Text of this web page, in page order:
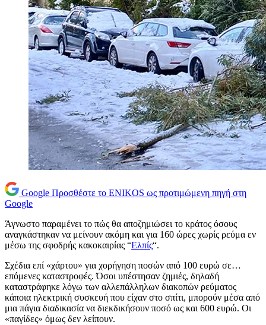
Google Προσθέστε το ENIKOS ως προτιμώμενη πηγή στη
Google
Άγνωστο παραμένει το πώς θα αποζημιώσει το κράτος όσους
αναγκάστηκαν να μείνουν ακόμη και για 160 ώρες χωρίς ρεύμα εν
μέσω της σφοδρής κακοκαιρίας “Ελπίς“.
Σχέδια επί «χάρτου» για χορήγηση ποσών από 100 ευρώ σε…
επόμενες καταστροφές. Όσοι υπέστησαν ζημιές, δηλαδή
καταστράφηκε λόγω των αλλεπάλληλων διακοπών ρεύματος
κάποια ηλεκτρική συσκευή που είχαν στο σπίτι, μπορούν μέσα από
μια πάγια διαδικασία να διεκδικήσουν ποσό ως και 600 ευρώ. Οι
«παγίδες» όμως δεν λείπουν.